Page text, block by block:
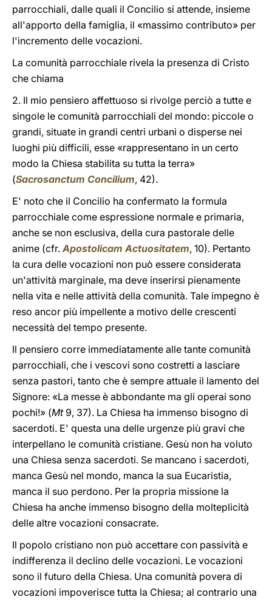
parrocchiali, dalle quali il Concilio si attende, insieme
all'apporto della famiglia, il «massimo contributo» per
l'incremento delle vocazioni.
La comunità parrocchiale rivela la presenza di Cristo
che chiama
2. Il mio pensiero affettuoso si rivolge perciò a tutte e
singole le comunità parrocchiali del mondo: piccole o
grandi, situate in grandi centri urbani o disperse nei
luoghi più difficili, esse «rappresentano in un certo
modo la Chiesa stabilita su tutta la terra»
(Sacrosanctum Concilium, 42).
E' noto che il Concilio ha confermato la formula
parrocchiale come espressione normale e primaria,
anche se non esclusiva, della cura pastorale delle
anime (cfr.Apostolicam Actuositatem, 10). Pertanto
la cura delle vocazioni non può essere considerata
un'attività marginale, ma deve inserirsi pienamente
nella vita e nelle attività della comunità. Tale impegno è
reso ancor più impellente a motivo delle crescenti
necessità del tempo presente.
Il pensiero corre immediatamente alle tante comunità
parrocchiali, che i vescovi sono costretti a lasciare
senza pastori, tanto che è sempre attuale il lamento del
Signore: «La messe è abbondante ma gli operai sono
pochi!» (Mt9, 37). La Chiesa ha immenso bisogno di
sacerdoti. E' questa una delle urgenze più gravi che
interpellano le comunità cristiane. Gesù non ha voluto
una Chiesa senza sacerdoti. Se mancano i sacerdoti,
manca Gesù nel mondo, manca la sua Eucaristia,
manca il suo perdono. Per la propria missione la
Chiesa ha anche immenso bisogno della molteplicità
delle altre vocazioni consacrate.
Il popolo cristiano non può accettare con passività e
indifferenza il declino delle vocazioni. Le vocazioni
sono il futuro della Chiesa. Una comunità povera di
vocazioni impoverisce tutta la Chiesa; al contrario una